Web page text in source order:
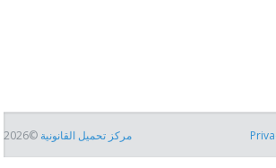
مركز تحميل القانونية ©2026